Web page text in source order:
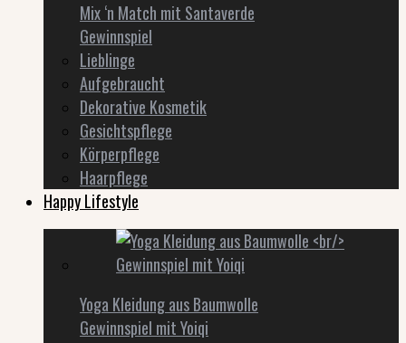
Mix ‘n Match mit Santaverde
Gewinnspiel
Lieblinge
Aufgebraucht
Dekorative Kosmetik
Gesichtspflege
Körperpflege
Haarpflege
Happy Lifestyle
Yoga Kleidung aus Baumwolle
Gewinnspiel mit Yoiqi